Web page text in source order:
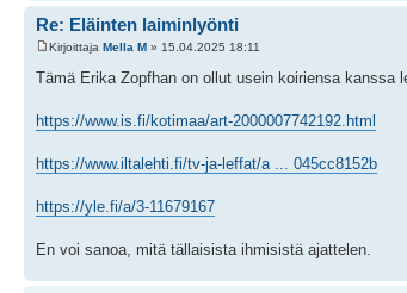
Re: Eläinten laiminlyönti
Kirjoittaja Mella M » 15.04.2025 18:11
Tämä Erika Zopfhan on ollut usein koiriensa
https://www.is.fi/kotimaa/art-2000007742192.html
https://www.iltalehti.fi/tv-ja-leffat/a ... 045cc8152b
https://yle.fi/a/3-11679167
En voi sanoa, mitä tällaisista ihmisistä ajattelen.